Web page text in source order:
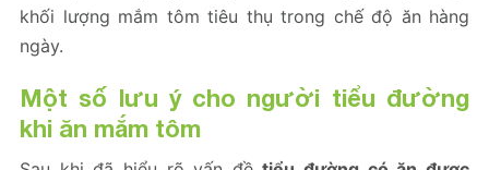
khối lượng mắm tôm tiêu thụ trong chế độ ăn hàng
ngày.
Một số lưu ý cho người tiểu đường
khi ăn mắm tôm